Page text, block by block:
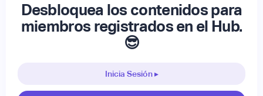
Desbloquea los contenidos para
miembros registrados en el Hub.
😎
Inicia Sesión ▸